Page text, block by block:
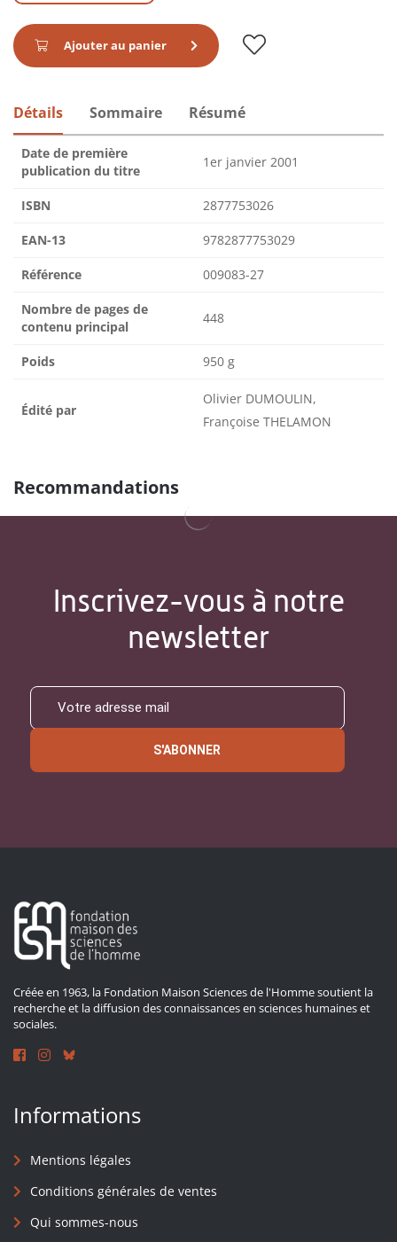
Ajouter au panier
Détails Sommaire Résumé
Date de première
publication du titre
1er janvier 2001
ISBN 2877753026
EAN-13 9782877753029
Référence 009083-27
Nombre de pages de
contenu principal
448
Poids 950 g
Édité par
Olivier DUMOULIN,
Françoise THELAMON
Recommandations
Inscrivez-vous à notre
newsletter
S'ABONNER
Créée en 1963, la Fondation Maison Sciences de l'Homme soutient la
recherche et la diffusion des connaissances en sciences humaines et
sociales.
Informations
Mentions légales
Conditions générales de ventes
Qui sommes-nous